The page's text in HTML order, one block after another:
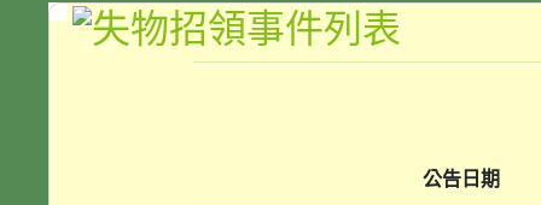
公告日期